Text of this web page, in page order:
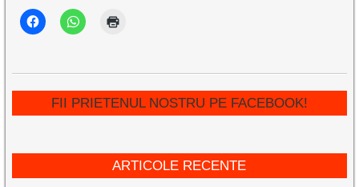
FII PRIETENUL NOSTRU PE FACEBOOK!
ARTICOLE RECENTE